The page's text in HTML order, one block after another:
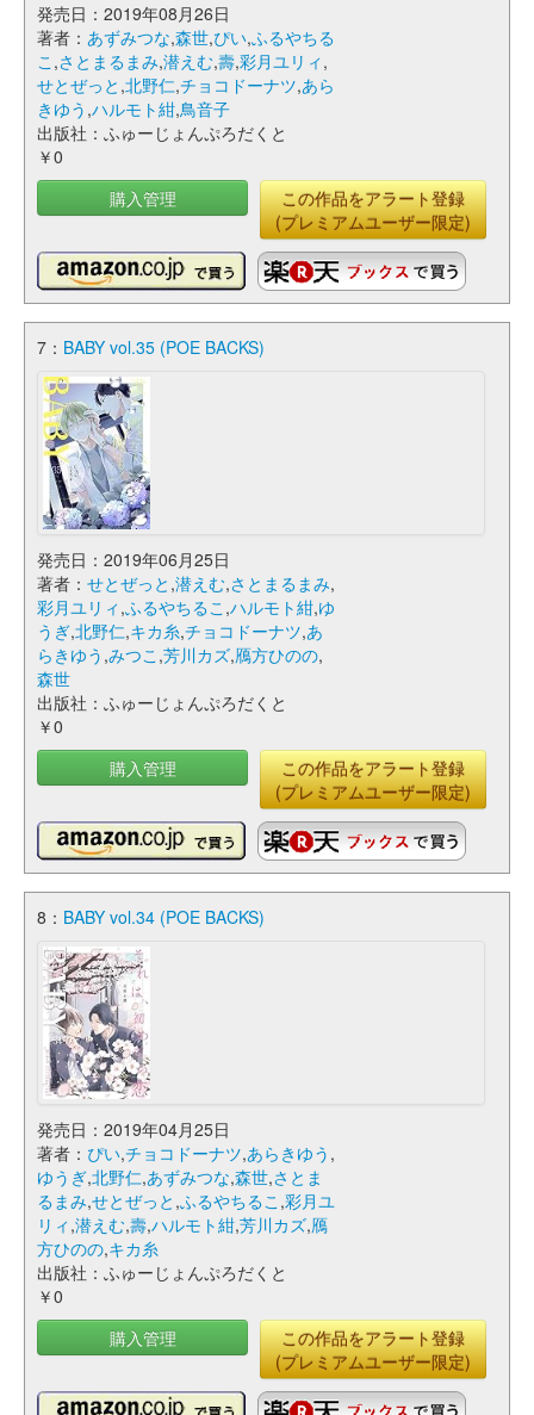
発売日：2019年08月26日
著者： あずみつな,森世,ぴい,ふるやちる
こ ,さとまるまみ,潜えむ,壽,彩月ユリィ ,
せとぜっと ,北野仁,チョコドーナツ,あら
きゆう ,ハルモト紺,鳥音子
出版社：ふゅーじょんぷろだくと
￥0
購入管理
この作品をアラート登録
(プレミアムユーザー限定)
7： BABY vol.35 (POE BACKS)
発売日：2019年06月25日
著者： せとぜっと ,潜えむ,さとまるまみ,
彩月ユリィ ,ふるやちるこ ,ハルモト紺,ゆ
うぎ,北野仁,キカ糸,チョコドーナツ,あ
らきゆう ,みつこ ,芳川カズ,鴈方ひのの,
森世
出版社：ふゅーじょんぷろだくと
￥0
購入管理
この作品をアラート登録
(プレミアムユーザー限定)
8： BABY vol.34 (POE BACKS)
発売日：2019年04月25日
著者： ぴい,チョコドーナツ,あらきゆう ,
ゆうぎ,北野仁,あずみつな,森世,さとま
るまみ,せとぜっと ,ふるやちるこ ,彩月ユ
リィ ,潜えむ,壽,ハルモト紺,芳川カズ,鴈
方ひのの,キカ糸
出版社：ふゅーじょんぷろだくと
￥0
購入管理
この作品をアラート登録
(プレミアムユーザー限定)